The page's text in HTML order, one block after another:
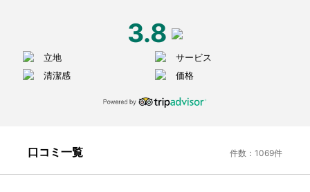
3.8
立地
清潔感
サービス
価格
口コミ一覧 件数：1069件